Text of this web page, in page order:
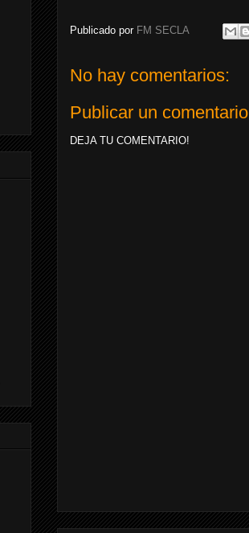
Publicado por FM SECLA
No hay comentarios:
Publicar un comentario
DEJA TU COMENTARIO!